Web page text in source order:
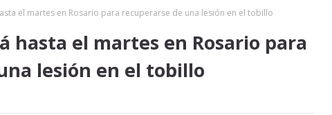
el martes en Rosario para recuperarse de una lesión en el tobillo
hasta el martes en Rosario para
lesión en el tobillo